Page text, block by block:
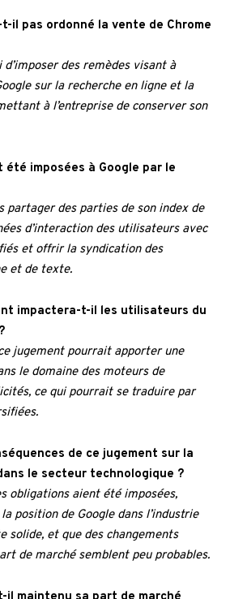
t-il pas ordonné la vente de Chrome
des remèdes visant à
sur la recherche en ligne et la
à l’entreprise de conserver son
été imposées à Google par le
partager des parties de son index de
d’interaction des utilisateurs avec
et offrir la syndication des
et de texte.
impactera-t-il les utilisateurs du
jugement pourrait apporter une
le domaine des moteurs de
ce qui pourrait se traduire par
de ce jugement sur la
le secteur technologique ?
obligations aient été imposées,
position de Google dans l’industrie
solide, et que des changements
de marché semblent peu probables.